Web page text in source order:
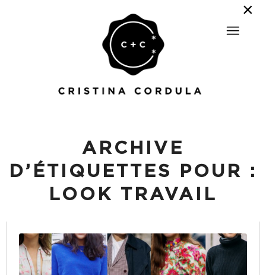
ARCHIVE
D’ÉTIQUETTES POUR :
LOOK TRAVAIL